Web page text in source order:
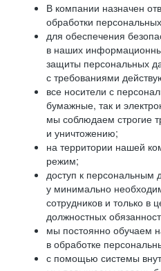
В компании назначен
обработки
для обеспечения
в наших
защиты персональных
с требованиями
все носители с
бумажные, так и
мы соблюдаем строгие
и уничтожению;
на территории нашей
режим;
доступ к персональным
у минимально
сотрудников и только в
должностных
мы постоянно обучаем
в обработке
с помощью системы